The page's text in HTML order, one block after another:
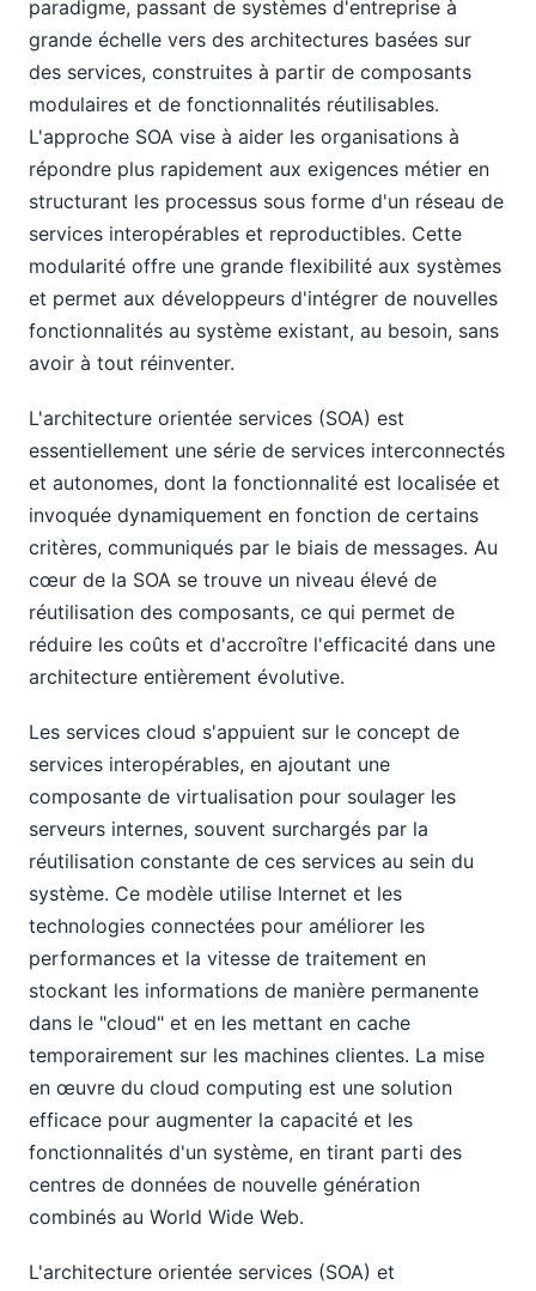
paradigme, passant de systèmes d'entreprise à
grande échelle vers des architectures basées sur
des services, construites à partir de composants
modulaires et de fonctionnalités réutilisables.
L'approche SOA vise à aider les organisations à
répondre plus rapidement aux exigences métier en
structurant les processus sous forme d'un réseau de
services interopérables et reproductibles. Cette
modularité offre une grande flexibilité aux systèmes
et permet aux développeurs d'intégrer de nouvelles
fonctionnalités au système existant, au besoin, sans
avoir à tout réinventer.
L'architecture orientée services (SOA) est
essentiellement une série de services interconnectés
et autonomes, dont la fonctionnalité est localisée et
invoquée dynamiquement en fonction de certains
critères, communiqués par le biais de messages. Au
cœur de la SOA se trouve un niveau élevé de
réutilisation des composants, ce qui permet de
réduire les coûts et d'accroître l'efficacité dans une
architecture entièrement évolutive.
Les services cloud s'appuient sur le concept de
services interopérables, en ajoutant une
composante de virtualisation pour soulager les
serveurs internes, souvent surchargés par la
réutilisation constante de ces services au sein du
système. Ce modèle utilise Internet et les
technologies connectées pour améliorer les
performances et la vitesse de traitement en
stockant les informations de manière permanente
dans le "cloud" et en les mettant en cache
temporairement sur les machines clientes. La mise
en œuvre du cloud computing est une solution
efficace pour augmenter la capacité et les
fonctionnalités d'un système, en tirant parti des
centres de données de nouvelle génération
combinés au World Wide Web.
L'architecture orientée services (SOA) et